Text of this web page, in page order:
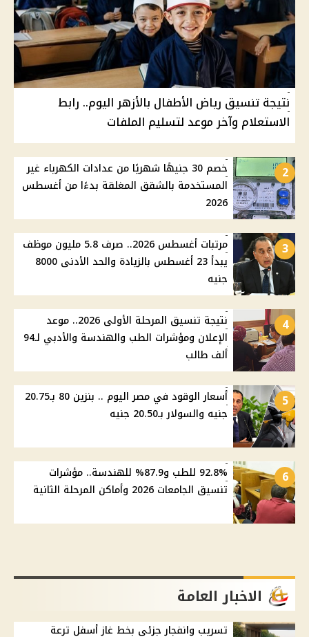
نتيجة تنسيق رياض الأطفال بالأزهر اليوم.. رابط
الاستعلام وآخر موعد لتسليم الملفات
2
خصم 30 جنيهًا شهريًا من عدادات الكهرباء غير
المستخدمة بالشقق المغلقة بدءًا من أغسطس
2026
3
مرتبات أغسطس 2026.. صرف 5.8 مليون موظف
يبدأ 23 أغسطس بالزيادة والحد الأدنى 8000
جنيه
4
نتيجة تنسيق المرحلة الأولى 2026.. موعد
الإعلان ومؤشرات الطب والهندسة والأدبي لـ94
ألف طالب
5
أسعار الوقود في مصر اليوم .. بنزين 80 بـ20.75
جنيه والسولار بـ20.50 جنيه
6
92.8% للطب و87.9% للهندسة.. مؤشرات
تنسيق الجامعات 2026 وأماكن المرحلة الثانية
الاخبار العامة
تسريب وانفجار جزئي بخط غاز أسفل ترعة